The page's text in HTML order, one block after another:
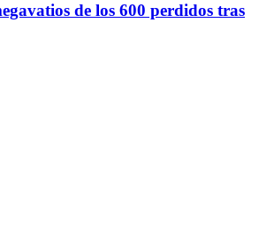
de los 600 perdidos tras